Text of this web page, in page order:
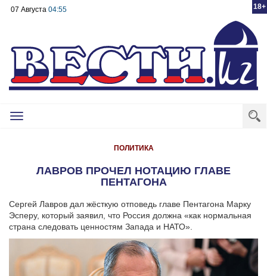
18+
07 Августа 04:55
Toggle
ПОЛИТИКА
ЛАВРОВ ПРОЧЕЛ НОТАЦИЮ ГЛАВЕ
ПЕНТАГОНА
Сергей Лавров дал жёсткую отповедь главе Пентагона Марку
Эсперу, который заявил, что Россия должна «как нормальная
страна следовать ценностям Запада и НАТО».